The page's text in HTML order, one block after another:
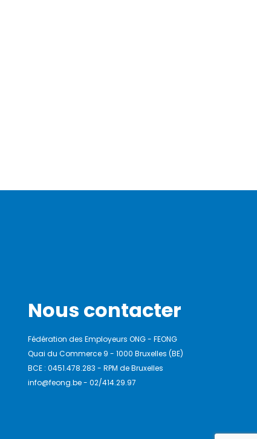
Nous contacter
Fédération des Employeurs ONG - FEONG
Quai du Commerce 9 - 1000 Bruxelles (BE)
BCE : 0451.478.283 - RPM de Bruxelles
info@feong.be - 02/414.29.97